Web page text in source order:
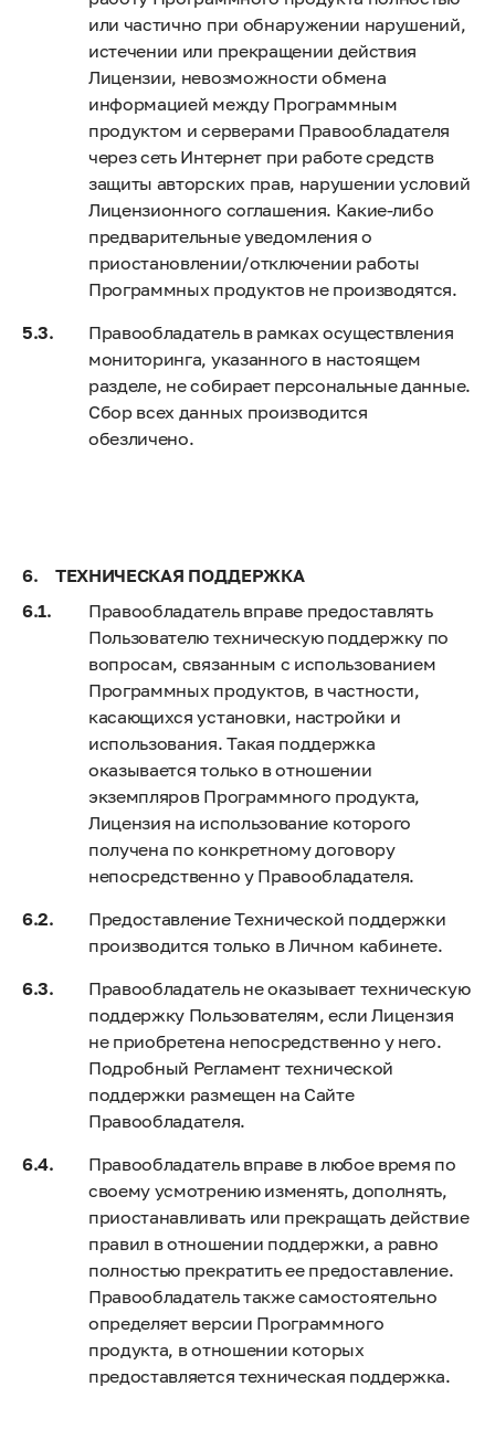
или частично при обнаружении нарушений,
истечении или прекращении действия
Лицензии, невозможности обмена
информацией между Программным
продуктом и серверами Правообладателя
через сеть Интернет при работе средств
защиты авторских прав, нарушении условий
Лицензионного соглашения. Какие-либо
предварительные уведомления о
приостановлении/отключении работы
Программных продуктов не производятся.
Правообладатель в рамках осуществления
мониторинга, указанного в настоящем
разделе, не собирает персональные данные.
Сбор всех данных производится
обезличено.
ТЕХНИЧЕСКАЯ ПОДДЕРЖКА
Правообладатель вправе предоставлять
Пользователю техническую поддержку по
вопросам, связанным с использованием
Программных продуктов, в частности,
касающихся установки, настройки и
использования. Такая поддержка
оказывается только в отношении
экземпляров Программного продукта,
Лицензия на использование которого
получена по конкретному договору
непосредственно у Правообладателя.
Предоставление Технической поддержки
производится только в Личном кабинете.
Правообладатель не оказывает техническую
поддержку Пользователям, если Лицензия
не приобретена непосредственно у него.
Подробный Регламент технической
поддержки размещен на Сайте
Правообладателя.
Правообладатель вправе в любое время по
своему усмотрению изменять, дополнять,
приостанавливать или прекращать действие
правил в отношении поддержки, а равно
полностью прекратить ее предоставление.
Правообладатель также самостоятельно
определяет версии Программного
продукта, в отношении которых
предоставляется техническая поддержка.